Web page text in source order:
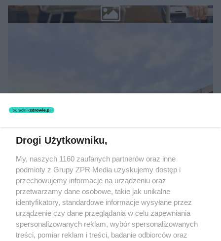
Beninca. Najszybsza, bezpieczna i
nowoczesna automatyka do bram
MATERIAŁ SPONSOROWANY
Drogi Użytkowniku,
My, naszych 1160 zaufanych partnerów oraz inne
podmioty z Grupy ZPR Media uzyskujemy dostęp i
przechowujemy informacje na urządzeniu oraz
przetwarzamy dane osobowe, takie jak unikalne
identyfikatory, standardowe informacje wysyłane przez
urządzenie czy dane przeglądania w celu zapewniania
spersonalizowanych reklam, wybór spersonalizowanych
treści, pomiar reklam i treści, badanie odbiorców oraz